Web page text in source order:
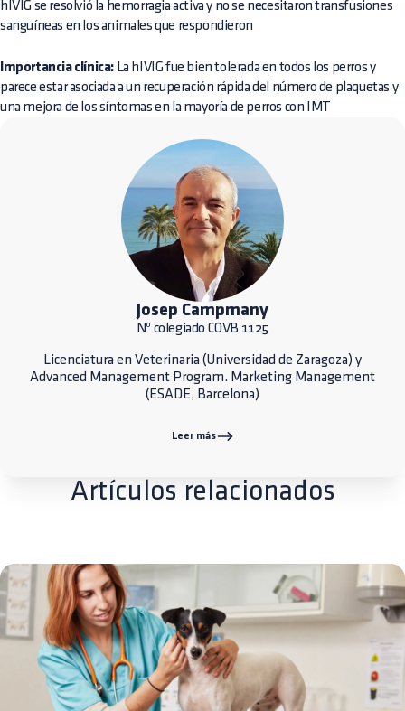
hIVIG se resolvió la hemorragia activa y no se necesitaron transfusiones
sanguíneas en los animales que respondieron
Importancia clínica: La hIVIG fue bien tolerada en todos los perros y
parece estar asociada a un recuperación rápida del número de plaquetas y
una mejora de los síntomas en la mayoría de perros con IMT
Josep Campmany
Nº colegiado COVB 1125
Licenciatura en Veterinaria (Universidad de Zaragoza) y
Advanced Management Program. Marketing Management
(ESADE, Barcelona)
Leer más
Artículos relacionados